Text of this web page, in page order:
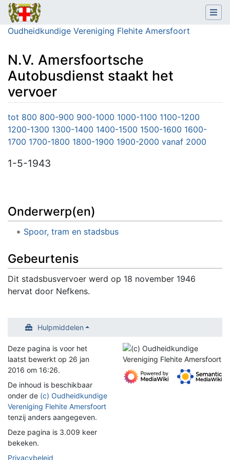
Oudheidkundige Vereniging Flehite Amersfoort
N.V. Amersfoortsche
Autobusdienst staakt het
vervoer
Ga naar: navigatie ,zoeken
tot 800 800-900 900-1000 1000-1100 1100-1200
1200-1300 1300-1400 1400-1500 1500-1600 1600-
1700 1700-1800 1800-1900 1900-2000 vanaf 2000
1-5-1943
Onderwerp(en)
Spoor, tram en stadsbus
Gebeurtenis
Dit stadsbusvervoer werd op 18 november 1946
hervat door Nefkens.
Hulpmiddelen
Deze pagina is voor het
laatst bewerkt op 26 jan
2016 om 16:26.
De inhoud is beschikbaar
onder de (c) Oudheidkundige
Vereniging Flehite Amersfoort
tenzij anders aangegeven.
Deze pagina is 3.009 keer
bekeken.
Privacybeleid